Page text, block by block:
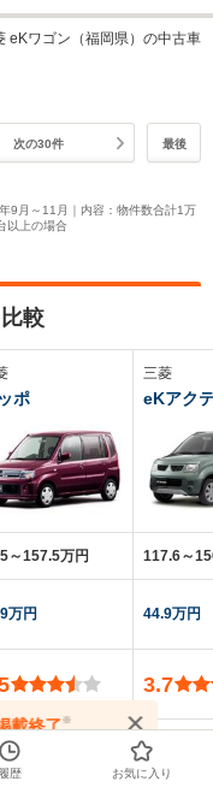
eKワゴン（福岡県）の中古車
次の30件 最後
9月～11月｜内容：物件数合計1万
以上の場合
較
ポ
～157.5万円
万円
三菱
eKアク
117.6～
44.9万円
3.7
4人
載終了※
ださい
履歴 お気に入り